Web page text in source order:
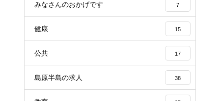
みなさんのおかげです 7
健康 15
公共 17
島原半島の求人 38